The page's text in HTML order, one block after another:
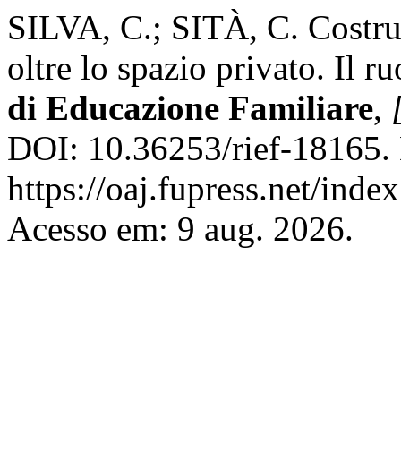
SILVA, C.; SITÀ, C.
oltre lo spazio privato. Il
di Educazione Familiare,
DOI: 10.36253/rief-
https://oaj.fupress.net/
Acesso em: 9 aug. 2026.